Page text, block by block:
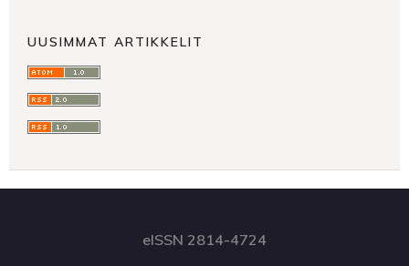
UUSIMMAT ARTIKKELIT
eISSN 2814-4724